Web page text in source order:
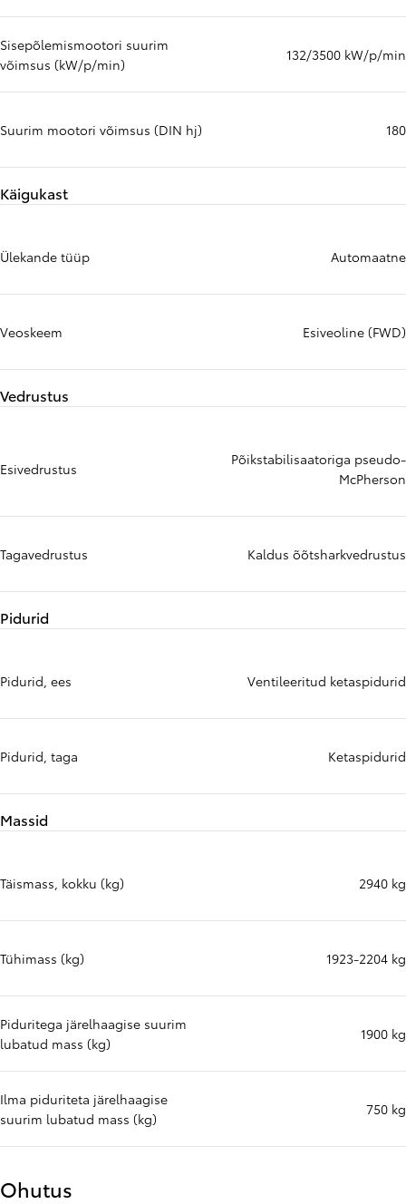
Sisepõlemismootori suurim
võimsus (kW/p/min)
132/3500 kW/p/min
Suurim mootori võimsus (DIN hj) 180
Käigukast
Ülekande tüüp Automaatne
Veoskeem Esiveoline (FWD)
Vedrustus
Esivedrustus
Põikstabilisaatoriga pseudo-
McPherson
Tagavedrustus Kaldus õõtsharkvedrustus
Pidurid
Pidurid, ees Ventileeritud ketaspidurid
Pidurid, taga Ketaspidurid
Massid
Täismass, kokku (kg) 2940 kg
Tühimass (kg) 1923-2204 kg
Piduritega järelhaagise suurim
lubatud mass (kg)
1900 kg
Ilma piduriteta järelhaagise
suurim lubatud mass (kg)
750 kg
Ohutus